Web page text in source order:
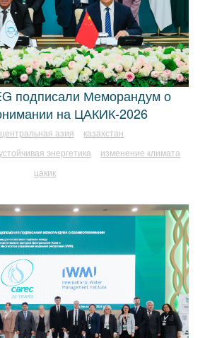
подписали Меморандум о
на ЦАКИК-2026
центральная азия
казахстан
энергетика
изменение климата
цакик